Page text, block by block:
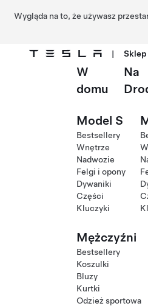
Wygląda na to, że używasz
Przejdź do głównej zawartości
| Sklep
W
domu
Na
Model S
Bestsellery
Wnętrze
Nadwozie
Felgi i opony
Dywaniki
Części
Kluczyki
Mężczyźni
Bestsellery
Koszulki
Bluzy
Kurtki
Odzież sportowa